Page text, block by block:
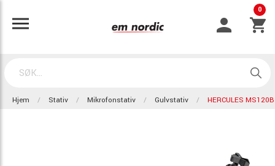
0
Hjem Stativ Mikrofonstativ Gulvstativ HERCULES